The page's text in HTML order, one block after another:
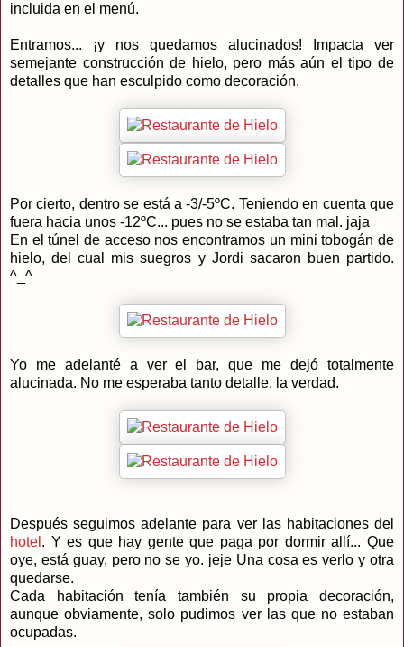
incluida en el menú.
Entramos... ¡y nos quedamos alucinados! Impacta ver
semejante construcción de hielo, pero más aún el tipo de
detalles que han esculpido como decoración.
Por cierto, dentro se está a -3/-5ºC. Teniendo en cuenta que
fuera hacia unos -12ºC... pues no se estaba tan mal. jaja
En el túnel de acceso nos encontramos un mini tobogán de
hielo, del cual mis suegros y Jordi sacaron buen partido.
^_^
Yo me adelanté a ver el bar, que me dejó totalmente
alucinada. No me esperaba tanto detalle, la verdad.
Después seguimos adelante para ver las habitaciones del
hotel . Y es que hay gente que paga por dormir allí... Que
oye, está guay, pero no se yo. jeje Una cosa es verlo y otra
quedarse.
Cada habitación tenía también su propia decoración,
aunque obviamente, solo pudimos ver las que no estaban
ocupadas.